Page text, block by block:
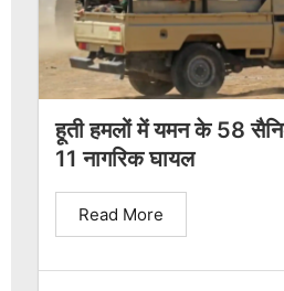
हूती हमलों में यमन के 58
11 नागरिक घायल
Read More